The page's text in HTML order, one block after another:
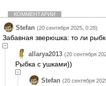
КОММЕНТАРИИ
Stefan (20 сентября 2025, 0:28)
Забавная зверюшка: то ли
allarya2013 (20 сентября
Рыбка с ушками))
Stefan (20 сентября